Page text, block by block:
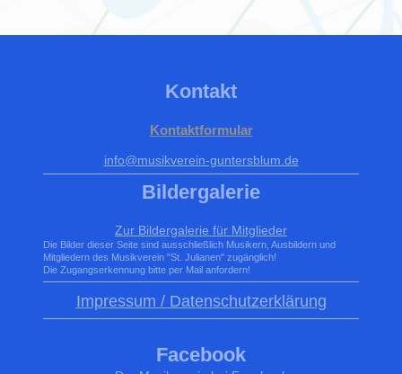
Kontakt
Kontaktformular
info@musikverein-guntersblum.de
Bildergalerie
Zur Bildergalerie für Mitglieder
Die Bilder dieser Seite sind ausschließlich Musikern, Ausbildern und
Mitgliedern des Musikverein "St. Julianen" zugänglich!
Die Zugangserkennung bitte per Mail anfordern!
Impressum / Datenschutzerklärung
Facebook